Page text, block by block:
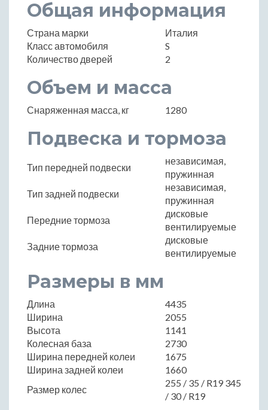
Общая информация
Страна марки
Италия
Класс автомобиля
S
Количество дверей
2
Объем и масса
Снаряженная масса, кг 1280
Подвеска и тормоза
Тип передней подвески
независимая,
пружинная
Тип задней подвески
независимая,
пружинная
Передние тормоза
дисковые
вентилируемые
Задние тормоза
дисковые
вентилируемые
Размеры в мм
Длина
4435
Ширина
2055
Высота
1141
Колесная база
2730
Ширина передней колеи
1675
Ширина задней колеи
1660
Размер колес
255 / 35 / R19 345
/ 30 / R19